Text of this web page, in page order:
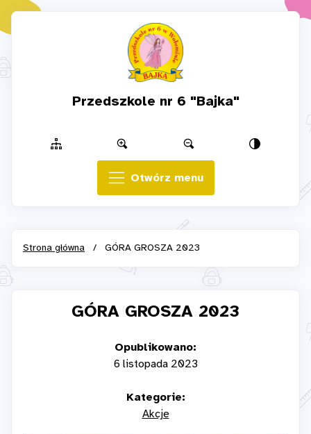
Przedszkole nr 6 "Bajka"
Otwórz menu
Strona główna / GÓRA GROSZA 2023
GÓRA GROSZA 2023
Opublikowano:
6 listopada 2023
Kategorie:
Akcje